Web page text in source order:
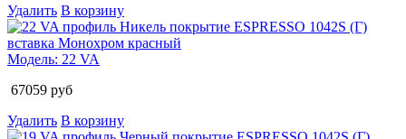
Удалить В корзину
Модель: 22 VA
67059 руб
Удалить В корзину